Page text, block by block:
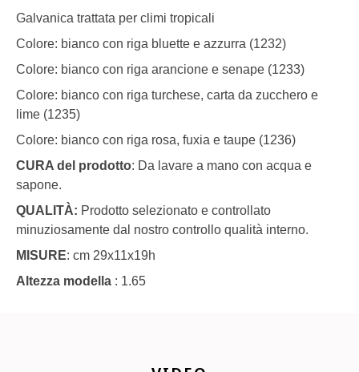
Galvanica trattata per climi tropicali
Colore: bianco con riga bluette e azzurra (1232)
Colore: bianco con riga arancione e senape (1233)
Colore: bianco con riga turchese, carta da zucchero e
lime (1235)
Colore: bianco con riga rosa, fuxia e taupe (1236)
CURA del prodotto: Da lavare a mano con acqua e
sapone.
QUALITÀ: Prodotto selezionato e controllato
minuziosamente dal nostro controllo qualità interno.
MISURE: cm 29x11x19h
Altezza modella : 1.65